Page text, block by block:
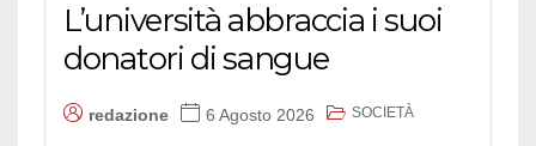
L’università abbraccia i suoi
donatori di sangue
redazione 6 Agosto 2026 SOCIETÀ